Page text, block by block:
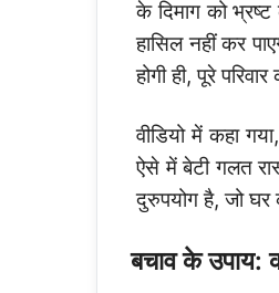
के दिमाग को
हासिल नहीं कर
होगी ही, पूरे
वीडियो में कहा
ऐसे में बेटी गलत
दुरुपयोग है, जो घर
बचाव के उपाय: